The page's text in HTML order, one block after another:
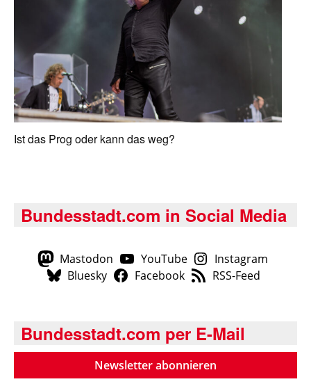
Ist das Prog oder kann das weg?
Bundesstadt.com in Social Media
Mastodon YouTube
Instagram
Bluesky
Facebook RSS-Feed
Bundesstadt.com per E-Mail
Newsletter abonnieren